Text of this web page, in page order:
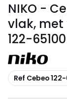
NIKO -
vlak,
122-65100
Kopiëren
Ref Cebeo